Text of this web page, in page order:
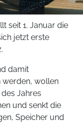
seit 1. Januar die
jetzt erste
damit
werden, wollen
Jahres
und senkt die
Speicher und